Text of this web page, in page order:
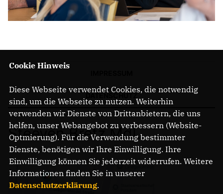
Steeven Bretz MdL
Cookie Hinweis
Diese Webseite verwendet Cookies, die notwendig
sind, um die Webseite zu nutzen. Weiterhin
verwenden wir Dienste von Drittanbietern, die uns
helfen, unser Webangebot zu verbessern (Website-
Optmierung). Für die Verwendung bestimmter
Dienste, benötigen wir Ihre Einwilligung. Ihre
Einwilligung können Sie jederzeit widerrufen. Weitere
Informationen finden Sie in unserer
Datenschutzerklärung.